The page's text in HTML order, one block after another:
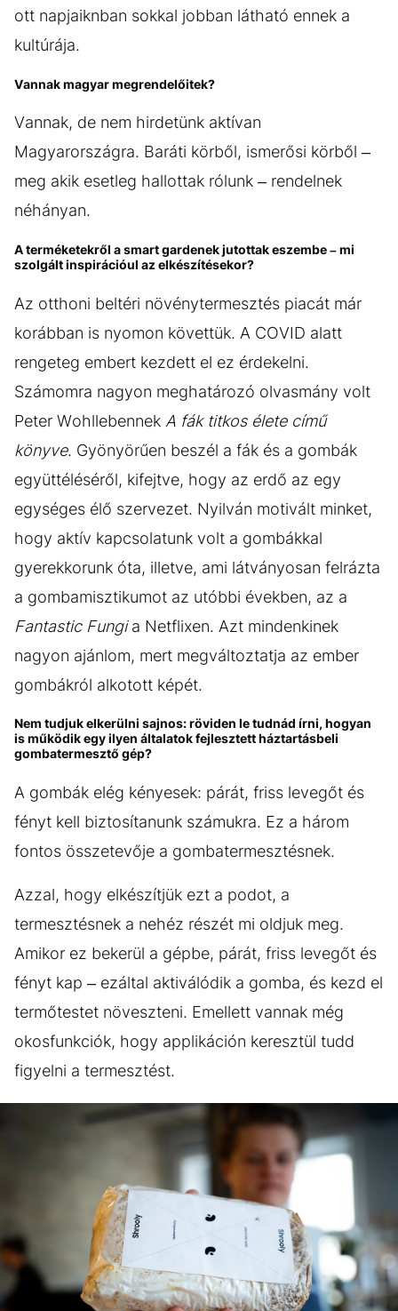
ott napjaiknban sokkal jobban látható ennek a
kultúrája.
Vannak magyar megrendelőitek?
Vannak, de nem hirdetünk aktívan
Magyarországra. Baráti körből, ismerősi körből –
meg akik esetleg hallottak rólunk – rendelnek
néhányan.
A terméketekről a smart gardenek jutottak eszembe – mi
szolgált inspirációul az elkészítésekor?
Az otthoni beltéri növénytermesztés piacát már
korábban is nyomon követtük. A COVID alatt
rengeteg embert kezdett el ez érdekelni.
Számomra nagyon meghatározó olvasmány volt
Peter Wohllebennek A fák titkos élete című
könyve. Gyönyörűen beszél a fák és a gombák
együttéléséről, kifejtve, hogy az erdő az egy
egységes élő szervezet. Nyilván motivált minket,
hogy aktív kapcsolatunk volt a gombákkal
gyerekkorunk óta, illetve, ami látványosan felrázta
a gombamisztikumot az utóbbi években, az a
Fantastic Fungia Netflixen. Azt mindenkinek
nagyon ajánlom, mert megváltoztatja az ember
gombákról alkotott képét.
Nem tudjuk elkerülni sajnos: röviden le tudnád írni, hogyan
is működik egy ilyen általatok fejlesztett háztartásbeli
gombatermesztő gép?
A gombák elég kényesek: párát, friss levegőt és
fényt kell biztosítanunk számukra. Ez a három
fontos összetevője a gombatermesztésnek.
Azzal, hogy elkészítjük ezt a podot, a
termesztésnek a nehéz részét mi oldjuk meg.
Amikor ez bekerül a gépbe, párát, friss levegőt és
fényt kap – ezáltal aktiválódik a gomba, és kezd el
termőtestet növeszteni. Emellett vannak még
okosfunkciók, hogy applikáción keresztül tudd
figyelni a termesztést.